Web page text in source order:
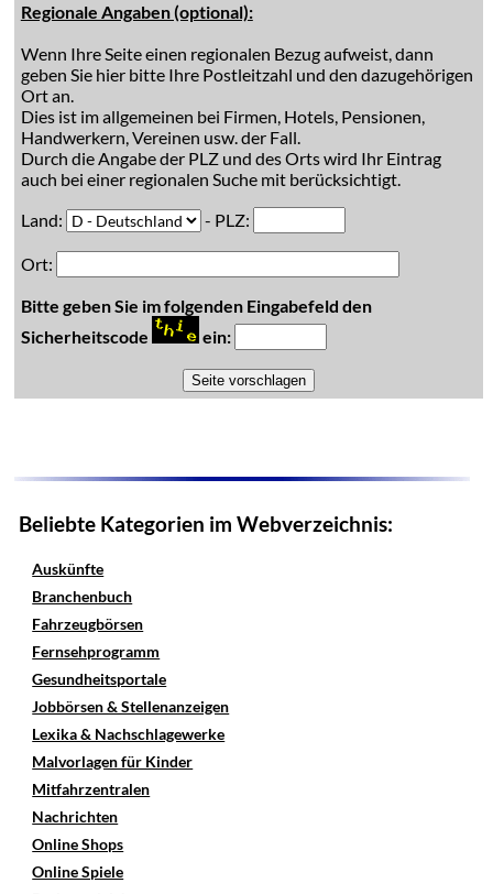
Regionale Angaben (optional):
Wenn Ihre Seite einen regionalen Bezug aufweist, dann
geben Sie hier bitte Ihre Postleitzahl und den dazugehörigen
Ort an.
Dies ist im allgemeinen bei Firmen, Hotels, Pensionen,
Handwerkern, Vereinen usw. der Fall.
Durch die Angabe der PLZ und des Orts wird Ihr Eintrag
auch bei einer regionalen Suche mit berücksichtigt.
Land:
- PLZ:
Ort:
Bitte geben Sie im folgenden Eingabefeld den
Sicherheitscode
ein:
Beliebte Kategorien im Webverzeichnis:
Auskünfte
Branchenbuch
Fahrzeugbörsen
Fernsehprogramm
Gesundheitsportale
Jobbörsen & Stellenanzeigen
Lexika & Nachschlagewerke
Malvorlagen für Kinder
Mitfahrzentralen
Nachrichten
Online Shops
Online Spiele